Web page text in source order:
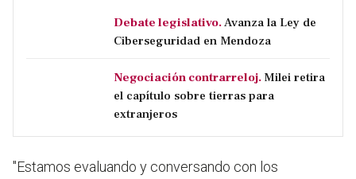
Debate legislativo.Avanza la Ley de
Ciberseguridad en Mendoza
Negociación contrarreloj. Milei retira
el capítulo sobre tierras para
extranjeros
"Estamos evaluando y conversando con los